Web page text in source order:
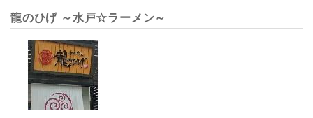
龍のひげ ～水戸☆ラーメン～